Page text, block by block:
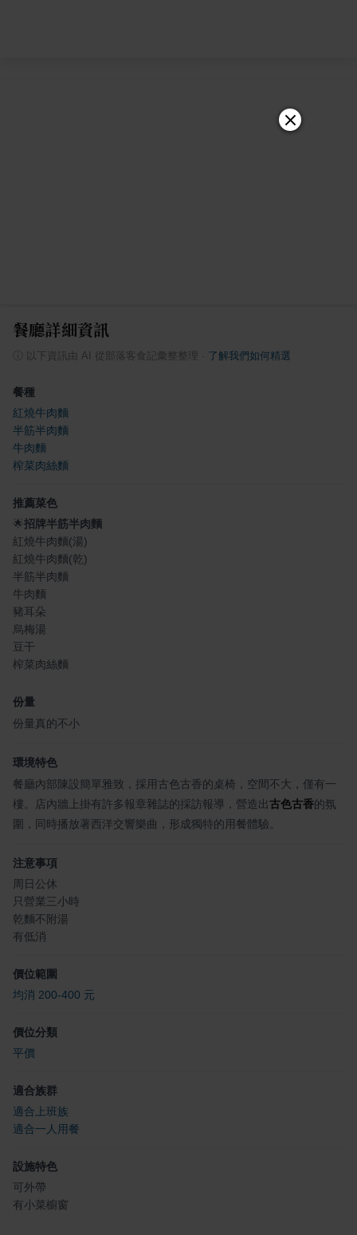
餐廳詳細資訊
以下資訊由 AI 從部落客食記彙整整理 了解我們如何精選
餐種
紅燒牛肉麵
半筋半肉麵
牛肉麵
榨菜肉絲麵
推薦菜色
🌟招牌半筋半肉麵
紅燒牛肉麵(湯)
紅燒牛肉麵(乾)
半筋半肉麵
牛肉麵
豬耳朵
烏梅湯
豆干
榨菜肉絲麵
份量
份量真的不小
環境特色
餐廳內部陳設簡單雅致，採用古色古香的桌椅，空間不大，僅有一
樓。店內牆上掛有許多報章雜誌的採訪報導，營造出古色古香的氛
圍，同時播放著西洋交響樂曲，形成獨特的用餐體驗。
注意事項
周日公休
只營業三小時
乾麵不附湯
有低消
價位範圍
均消 200-400 元
價位分類
平價
適合族群
適合上班族
適合一人用餐
設施特色
可外帶
有小菜櫥窗